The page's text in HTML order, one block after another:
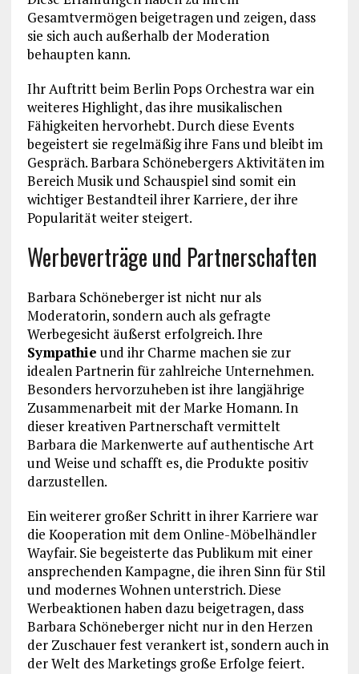
Gesamtvermögen beigetragen und zeigen, dass
sie sich auch außerhalb der Moderation
behaupten kann.
Ihr Auftritt beim Berlin Pops Orchestra war ein
weiteres Highlight, das ihre musikalischen
Fähigkeiten hervorhebt. Durch diese Events
begeistert sie regelmäßig ihre Fans und bleibt im
Gespräch. Barbara Schönebergers Aktivitäten im
Bereich Musik und Schauspiel sind somit ein
wichtiger Bestandteil ihrer Karriere, der ihre
Popularität weiter steigert.
Werbeverträge und Partnerschaften
Barbara Schöneberger ist nicht nur als
Moderatorin, sondern auch als gefragte
Werbegesicht äußerst erfolgreich. Ihre
Sympathie und ihr Charme machen sie zur
idealen Partnerin für zahlreiche Unternehmen.
Besonders hervorzuheben ist ihre langjährige
Zusammenarbeit mit der Marke Homann. In
dieser kreativen Partnerschaft vermittelt
Barbara die Markenwerte auf authentische Art
und Weise und schafft es, die Produkte positiv
darzustellen.
Ein weiterer großer Schritt in ihrer Karriere war
die Kooperation mit dem Online-Möbelhändler
Wayfair. Sie begeisterte das Publikum mit einer
ansprechenden Kampagne, die ihren Sinn für Stil
und modernes Wohnen unterstrich. Diese
Werbeaktionen haben dazu beigetragen, dass
Barbara Schöneberger nicht nur in den Herzen
der Zuschauer fest verankert ist, sondern auch in
der Welt des Marketings große Erfolge feiert.